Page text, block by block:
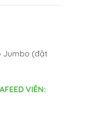
Jumbo (đặt
VIÊN: